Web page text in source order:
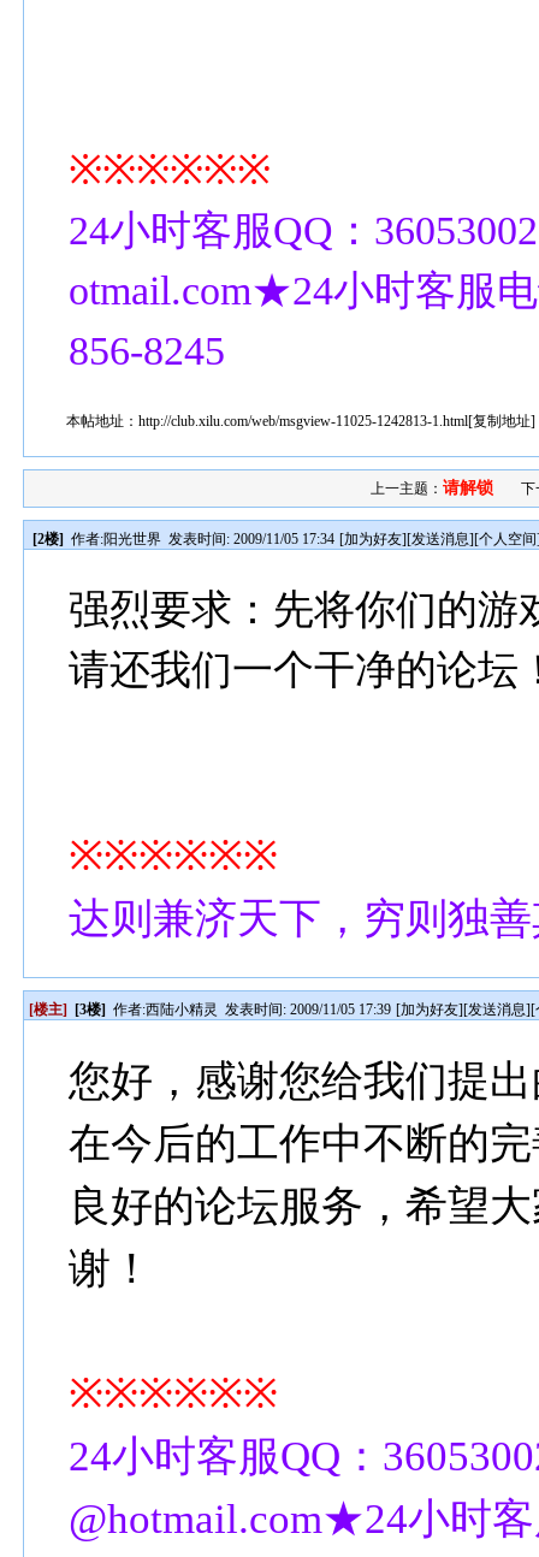
※※※※※※
24小时客服QQ：
otmail.com★24小时客服电
856-8245
本帖地址：http://club.xilu.com/web/msgview-11025-1242813-1.html[复制地址]
上一主题： 请解锁 下
[2楼] 作者:阳光世界 发表时间: 2009/11/05 17:34 [加为好友][发送消息][个人空间
强烈要求：先将你们的游
请还我们一个干净的论坛
※※※※※※
达则兼济天下，穷则独
[楼主] [3楼] 作者:西陆小精灵 发表时间: 2009/11/05 17:39 [加为好友][发送消息][
您好，感谢您给我们提
在今后的工作中不断的
良好的论坛服务，希望
谢！
※※※※※※
24小时客服QQ：
@hotmail.com★24小时